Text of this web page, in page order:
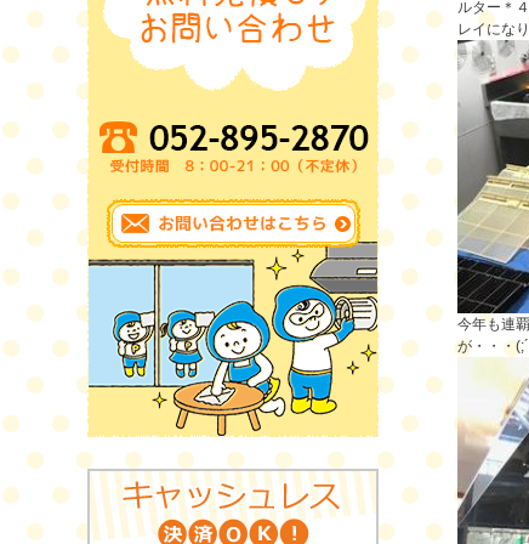
ルター＊
レイにな
今年も連
が・・・